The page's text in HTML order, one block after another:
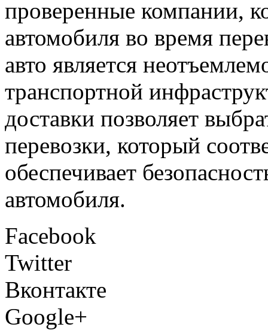
проверенные компании,
автомобиля во время
авто является
транспортной
доставки позволяет
перевозки, который
обеспечивает
автомобиля.
Facebook
Twitter
Вконтакте
Google+